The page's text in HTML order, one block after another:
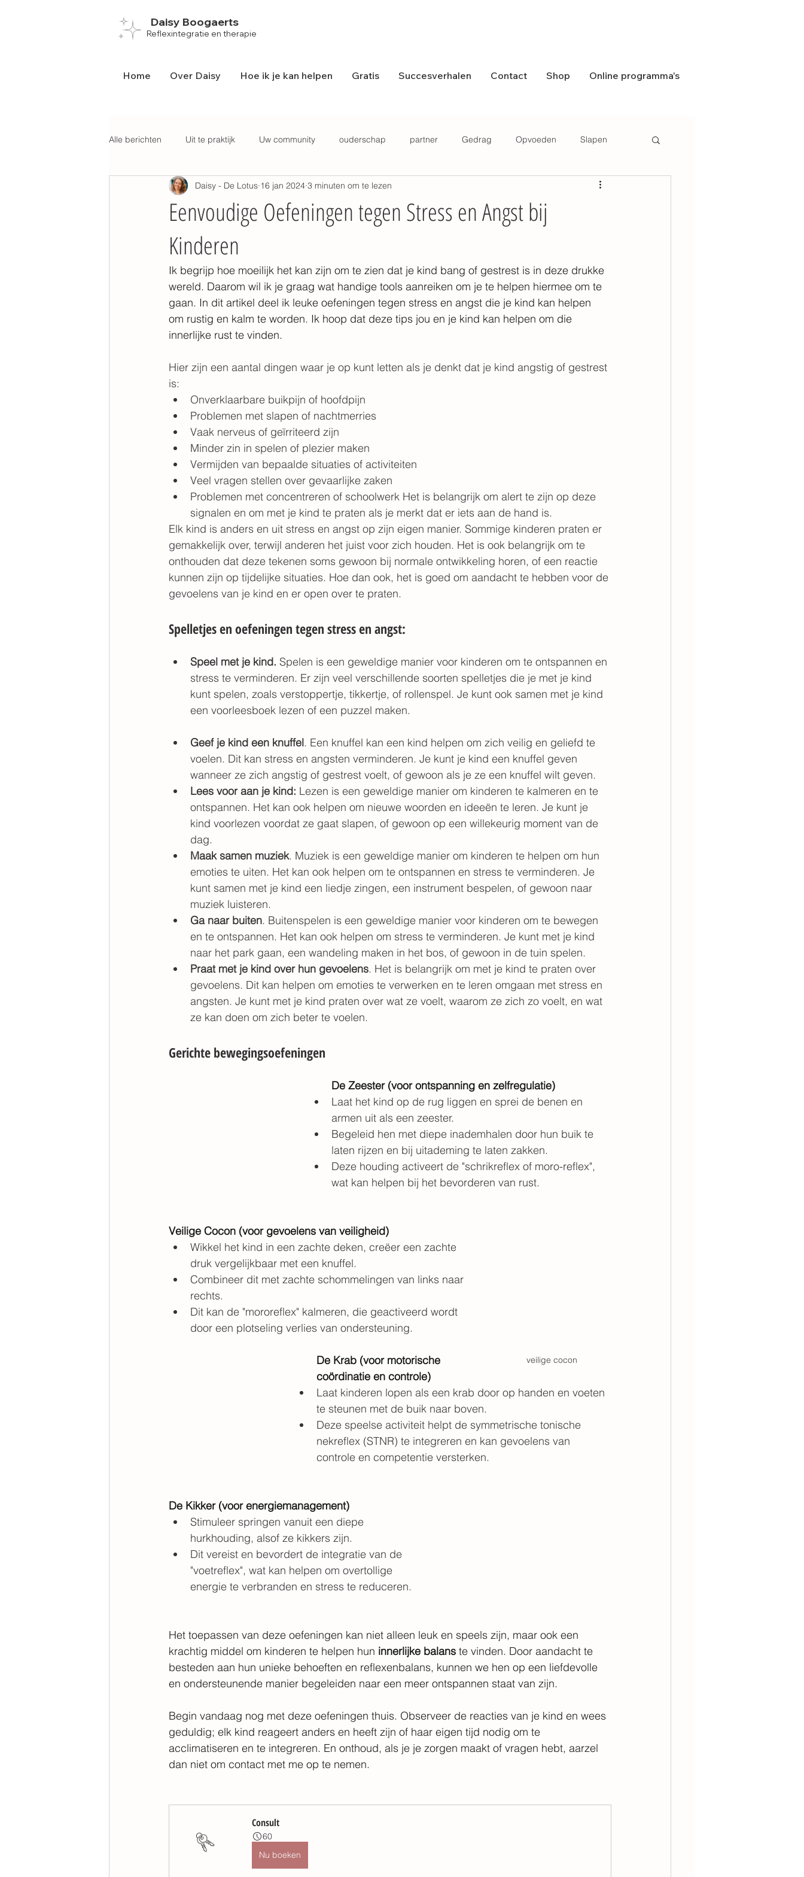
Daisy Boogaerts
Reflexintegratie en therapie
Home Over Daisy Hoe ik je kan helpen Gratis Succesverhalen Contact Shop Online programma's
Alle berichten Uit te praktijk Uw community ouderschap partner Gedrag Opvoeden Slapen
School Prikkels Hechting Podcast
Eenvoudige Oefeningen tegen Stress en Angst bij
Kinderen
Daisy - De Lotus 16 jan 2024 3 minuten om te lezen
Ik begrijp hoe moeilijk het kan zijn om te zien dat je kind bang of gestrest is in deze drukke
wereld. Daarom wil ik je graag wat handige tools aanreiken om je te helpen hiermee om te
gaan. In dit artikel deel ik leuke oefeningen tegen stress en angst die je kind kan helpen
om rustig en kalm te worden. Ik hoop dat deze tips jou en je kind kan helpen om die
innerlijke rust te vinden.
Hier zijn een aantal dingen waar je op kunt letten als je denkt dat je kind angstig of gestrest
is:
Onverklaarbare buikpijn of hoofdpijn
Problemen met slapen of nachtmerries
Vaak nerveus of geïrriteerd zijn
Minder zin in spelen of plezier maken
Vermijden van bepaalde situaties of activiteiten
Veel vragen stellen over gevaarlijke zaken
Problemen met concentreren of schoolwerk Het is belangrijk om alert te zijn op deze
signalen en om met je kind te praten als je merkt dat er iets aan de hand is.
Elk kind is anders en uit stress en angst op zijn eigen manier. Sommige kinderen praten er
gemakkelijk over, terwijl anderen het juist voor zich houden. Het is ook belangrijk om te
onthouden dat deze tekenen soms gewoon bij normale ontwikkeling horen, of een reactie
kunnen zijn op tijdelijke situaties. Hoe dan ook, het is goed om aandacht te hebben voor de
gevoelens van je kind en er open over te praten.
Spelletjes en oefeningen tegen stress en angst:
Speel met je kind. Spelen is een geweldige manier voor kinderen om te ontspannen en
stress te verminderen. Er zijn veel verschillende soorten spelletjes die je met je kind
kunt spelen, zoals verstoppertje, tikkertje, of rollenspel. Je kunt ook samen met je kind
een voorleesboek lezen of een puzzel maken.
Geef je kind een knuffel. Een knuffel kan een kind helpen om zich veilig en geliefd te
voelen. Dit kan stress en angsten verminderen. Je kunt je kind een knuffel geven
wanneer ze zich angstig of gestrest voelt, of gewoon als je ze een knuffel wilt geven.
Lees voor aan je kind: Lezen is een geweldige manier om kinderen te kalmeren en te
ontspannen. Het kan ook helpen om nieuwe woorden en ideeën te leren. Je kunt je
kind voorlezen voordat ze gaat slapen, of gewoon op een willekeurig moment van de
dag.
Maak samen muziek. Muziek is een geweldige manier om kinderen te helpen om hun
emoties te uiten. Het kan ook helpen om te ontspannen en stress te verminderen. Je
kunt samen met je kind een liedje zingen, een instrument bespelen, of gewoon naar
muziek luisteren.
Ga naar buiten. Buitenspelen is een geweldige manier voor kinderen om te bewegen
en te ontspannen. Het kan ook helpen om stress te verminderen. Je kunt met je kind
naar het park gaan, een wandeling maken in het bos, of gewoon in de tuin spelen.
Praat met je kind over hun gevoelens. Het is belangrijk om met je kind te praten over
gevoelens. Dit kan helpen om emoties te verwerken en te leren omgaan met stress en
angsten. Je kunt met je kind praten over wat ze voelt, waarom ze zich zo voelt, en wat
ze kan doen om zich beter te voelen.
Gerichte bewegingsoefeningen
De Zeester (voor ontspanning en zelfregulatie)
Laat het kind op de rug liggen en sprei de benen en
armen uit als een zeester.
Begeleid hen met diepe inademhalen door hun buik te
laten rijzen en bij uitademing te laten zakken.
Deze houding activeert de "schrikreflex of moro-reflex",
wat kan helpen bij het bevorderen van rust.
veilige cocon
Veilige Cocon (voor gevoelens van veiligheid)
Wikkel het kind in een zachte deken, creëer een zachte
druk vergelijkbaar met een knuffel.
Combineer dit met zachte schommelingen van links naar
rechts.
Dit kan de "mororeflex" kalmeren, die geactiveerd wordt
door een plotseling verlies van ondersteuning.
De Krab (voor motorische
coördinatie en controle)
Laat kinderen lopen als een krab door op handen en voeten
te steunen met de buik naar boven.
Deze speelse activiteit helpt de symmetrische tonische
nekreflex (STNR) te integreren en kan gevoelens van
controle en competentie versterken.
De Kikker (voor energiemanagement)
Stimuleer springen vanuit een diepe
hurkhouding, alsof ze kikkers zijn.
Dit vereist en bevordert de integratie van de
"voetreflex", wat kan helpen om overtollige
energie te verbranden en stress te reduceren.
Het toepassen van deze oefeningen kan niet alleen leuk en speels zijn, maar ook een
krachtig middel om kinderen te helpen hun innerlijke balans te vinden. Door aandacht te
besteden aan hun unieke behoeften en reflexenbalans, kunnen we hen op een liefdevolle
en ondersteunende manier begeleiden naar een meer ontspannen staat van zijn.
Begin vandaag nog met deze oefeningen thuis. Observeer de reacties van je kind en wees
geduldig; elk kind reageert anders en heeft zijn of haar eigen tijd nodig om te
acclimatiseren en te integreren. En onthoud, als je je zorgen maakt of vragen hebt, aarzel
dan niet om contact met me op te nemen.
Consult
60
Nu boeken